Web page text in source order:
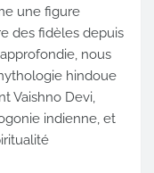
une figure
des fidèles depuis
nous
hindoue
Vaishno Devi,
indienne, et